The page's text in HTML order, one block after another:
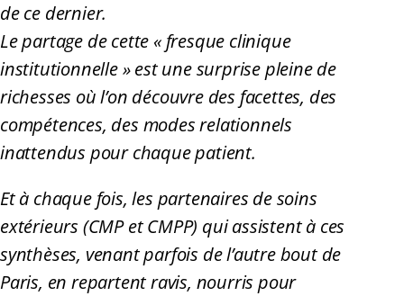
de ce dernier.
Le partage de cette « fresque clinique
institutionnelle » est une surprise pleine de
richesses où l’on découvre des facettes, des
compétences, des modes relationnels
inattendus pour chaque patient.
Et à chaque fois, les partenaires de soins
extérieurs (CMP et CMPP) qui assistent à ces
synthèses, venant parfois de l’autre bout de
Paris, en repartent ravis, nourris pour